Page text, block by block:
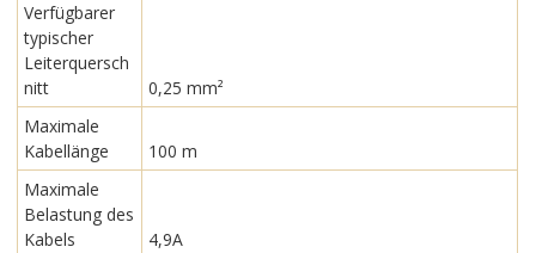
Verfügbarer
typischer
Leiterquersch
nitt
0,25 mm²
Maximale
Kabellänge
100 m
Maximale
Belastung des
Kabels
4,9A